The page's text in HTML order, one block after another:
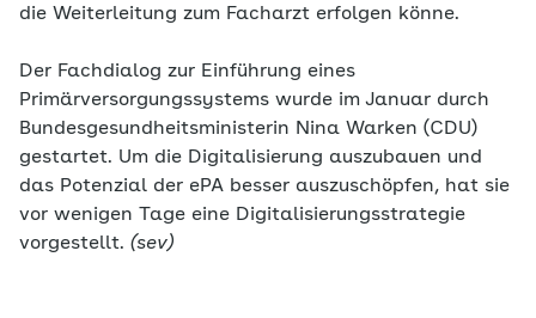
die Weiterleitung zum Facharzt erfolgen könne.
Der Fachdialog zur Einführung eines
Primärversorgungssystems wurde im Januar durch
Bundesgesundheitsministerin Nina Warken (CDU)
gestartet. Um die Digitalisierung auszubauen und
das Potenzial der ePA besser auszuschöpfen, hat sie
vor wenigen Tage eine Digitalisierungsstrategie
vorgestellt. (sev)